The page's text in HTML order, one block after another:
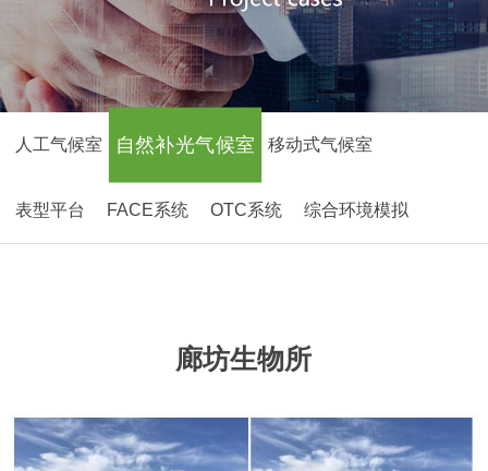
人工气候室 自然补光气候室 移动式气候室
表型平台 FACE系统 OTC系统 综合环境模拟
廊坊生物所